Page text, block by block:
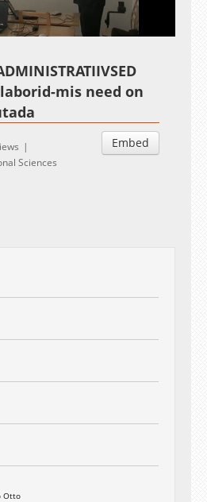
Esituskiirused
Auto
laborid-mis need on
Embed
Sciences
Otto